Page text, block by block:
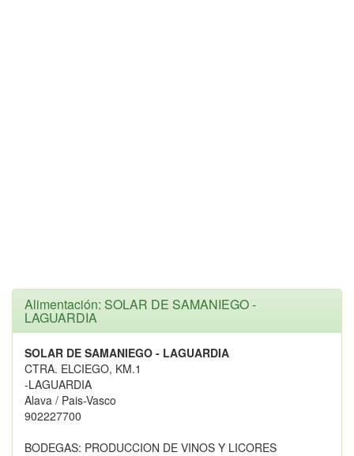
Alimentación: SOLAR DE SAMANIEGO -
LAGUARDIA
SOLAR DE SAMANIEGO - LAGUARDIA
CTRA. ELCIEGO, KM.1
-LAGUARDIA
Alava / Pais-Vasco
902227700
BODEGAS: PRODUCCION DE VINOS Y LICORES